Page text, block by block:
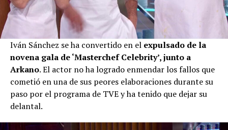
Iván Sánchez se ha convertido en el expulsado de la
novena gala de ‘Masterchef Celebrity’, junto a
Arkano. El actor no ha logrado enmendar los fallos que
cometió en una de sus peores elaboraciones durante su
paso por el programa de TVE y ha tenido que dejar su
delantal.